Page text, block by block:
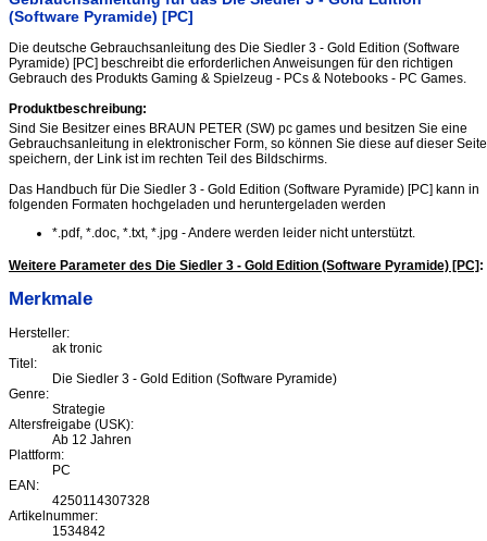
(Software Pyramide) [PC]
Die deutsche Gebrauchsanleitung des Die Siedler 3 - Gold Edition (Software
Pyramide) [PC] beschreibt die erforderlichen Anweisungen für den richtigen
Gebrauch des Produkts Gaming & Spielzeug - PCs & Notebooks - PC Games.
Produktbeschreibung:
Sind Sie Besitzer eines BRAUN PETER (SW) pc games und besitzen Sie eine
Gebrauchsanleitung in elektronischer Form, so können Sie diese auf dieser Seite
speichern, der Link ist im rechten Teil des Bildschirms.
Das Handbuch für Die Siedler 3 - Gold Edition (Software Pyramide) [PC] kann in
folgenden Formaten hochgeladen und heruntergeladen werden
*.pdf, *.doc, *.txt, *.jpg - Andere werden leider nicht unterstützt.
Weitere Parameter des Die Siedler 3 - Gold Edition (Software Pyramide) [PC] :
Merkmale
Hersteller:
ak tronic
Titel:
Die Siedler 3 - Gold Edition (Software Pyramide)
Genre:
Strategie
Altersfreigabe (USK):
Ab 12 Jahren
Plattform:
PC
EAN:
4250114307328
Artikelnummer:
1534842